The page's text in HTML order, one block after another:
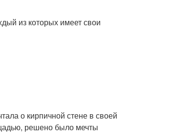
из которых имеет свои
о кирпичной стене в своей
решено было мечты